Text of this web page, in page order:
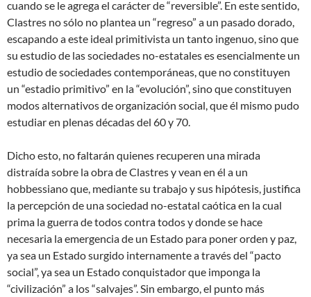
cuando se le agrega el carácter de “reversible”. En este sentido,
Clastres no sólo no plantea un “regreso” a un pasado dorado,
escapando a este ideal primitivista un tanto ingenuo, sino que
su estudio de las sociedades no-estatales es esencialmente un
estudio de sociedades contemporáneas, que no constituyen
un “estadio primitivo” en la “evolución”, sino que constituyen
modos alternativos de organización social, que él mismo pudo
estudiar en plenas décadas del 60 y 70.
Dicho esto, no faltarán quienes recuperen una mirada
distraída sobre la obra de Clastres y vean en él a un
hobbessiano que, mediante su trabajo y sus hipótesis, justifica
la percepción de una sociedad no-estatal caótica en la cual
prima la guerra de todos contra todos y donde se hace
necesaria la emergencia de un Estado para poner orden y paz,
ya sea un Estado surgido internamente a través del “pacto
social”, ya sea un Estado conquistador que imponga la
“civilización” a los “salvajes”. Sin embargo, el punto más